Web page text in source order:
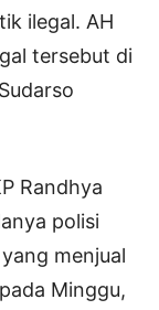
ilegal. AH
tersebut di
Randhya
polisi
menjual
Minggu,